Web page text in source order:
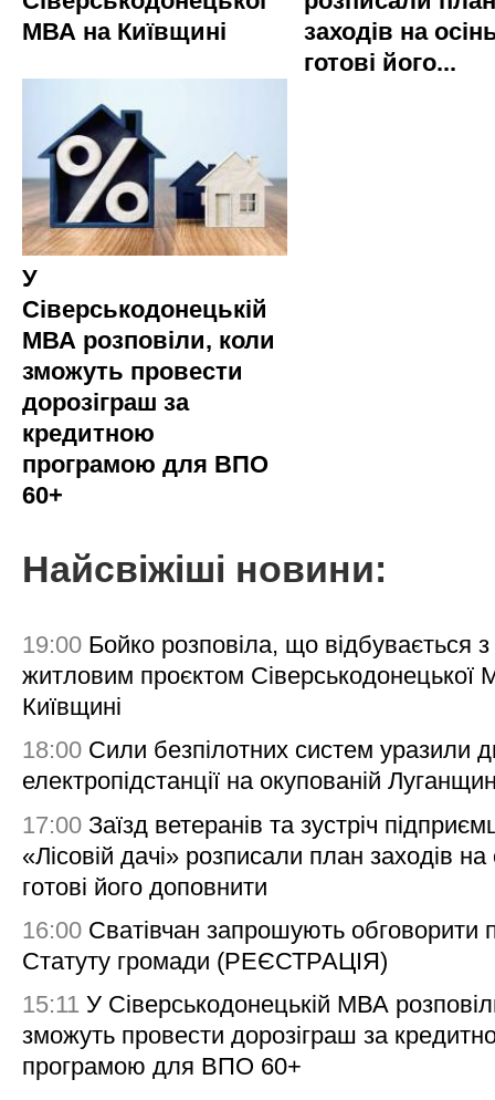
МВА на Київщині
заходів на
готові його...
У
Сіверськодонецькій
МВА розповіли, коли
зможуть провести
дорозіграш за
кредитною
програмою для ВПО
60+
Найсвіжіші новини:
19:00 Бойко розповіла, що відбувається з
житловим проєктом Сіверськодонецької
Київщині
18:00 Сили безпілотних систем уразили
електропідстанції на окупованій
17:00 Заїзд ветеранів та зустріч
«Лісовій дачі» розписали план заходів на
готові його доповнити
16:00 Сватівчан запрошують обговорити
Статуту громади (РЕЄСТРАЦІЯ)
15:11 У Сіверськодонецькій МВА
зможуть провести дорозіграш за
програмою для ВПО 60+